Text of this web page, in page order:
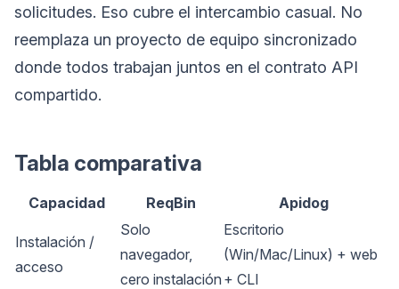
solicitudes. Eso cubre el intercambio casual. No
reemplaza un proyecto de equipo sincronizado
donde todos trabajan juntos en el contrato API
compartido.
Tabla comparativa
Capacidad ReqBin Apidog
Instalación /
acceso
Solo
navegador,
cero instalación
Escritorio
(Win/Mac/Linux) + web
+ CLI